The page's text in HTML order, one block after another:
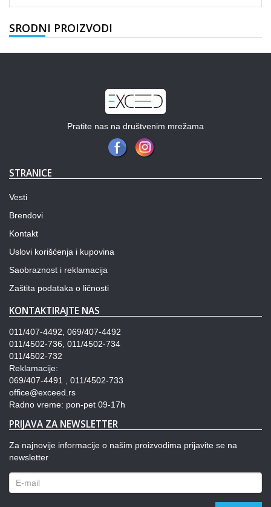
SRODNI PROIZVODI
Pratite nas na društvenim mrežama
STRANICE
Vesti
Brendovi
Kontakt
Uslovi korišćenja i kupovina
Saobraznost i reklamacija
Zaštita podataka o ličnosti
KONTAKTIRAJTE NAS
011/407-4492, 069/407-4492
011/4502-736, 011/4502-734
011/4502-732
Reklamacije:
069/407-4491 , 011/4502-733
office@exceed.rs
Radno vreme: pon-pet 09-17h
PRIJAVA ZA NEWSLETTER
Za najnovije informacije o našim proizvodima prijavite se na
newsletter